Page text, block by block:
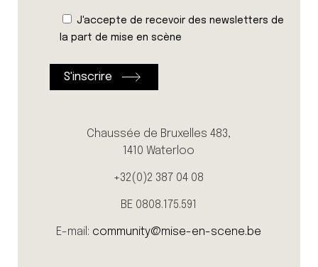
J'accepte de recevoir des newsletters de
la part de mise en scène
Chaussée de Bruxelles 483,
1410 Waterloo
+32(0)2 387 04 08
BE 0808.175.591
E-mail: community@mise-en-scene.be